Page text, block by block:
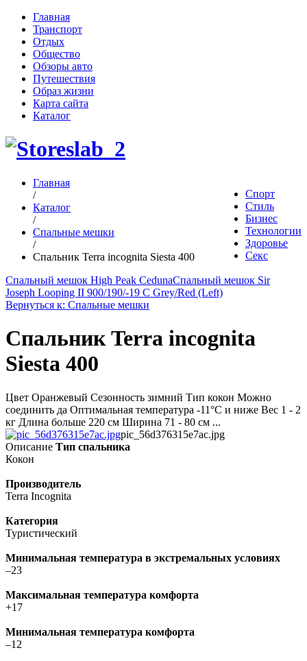
Главная
Транспорт
Отдых
Общество
Обзоры авто
Путешествия
Образ жизни
Карта сайта
Каталог
Спорт
Стиль
Бизнес
Технологии
Здоровье
Секс
Главная
/
Каталог
/
Спальные мешки
/
Спальник Terra incognita Siesta 400
Спальный мешок High Peak CedunaСпальный мешок Sir
Joseph Looping II 900/190/-19 C Grey/Red (Left)
Вернуться к: Спальные мешки
Спальник Terra incognita
Siesta 400
Цвет Оранжевый Сезонность зимний Тип кокон Можно
соединить да Оптимальная температура -11°C и ниже Вес 1 - 2
кг Длина больше 220 см Ширина 71 - 80 см ...
pic_56d376315e7ac.jpg
Описание Тип спальника
Кокон
Производитель
Terra Incognita
Категория
Туристический
Минимальная температура в экстремальных условиях
–23
Максимальная температура комфорта
+17
Минимальная температура комфорта
–12